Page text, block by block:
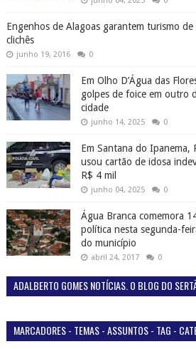
Engenhos de Alagoas garantem turismo
clichês
junho 19, 2016 0
Em Olho D’Água das
golpes de foice em outro
cidade
junho 14, 2025 0
Em Santana do Ipanema,
usou cartão de idosa
R$ 4 mil
junho 04, 2025 0
Água Branca comemora
política nesta segunda-
do município
abril 24, 2017 0
ADALBERTO GOMES NOTÍCIAS. O BLOG DO
MARCADORES - TEMAS - ASSUNTOS - TAG -